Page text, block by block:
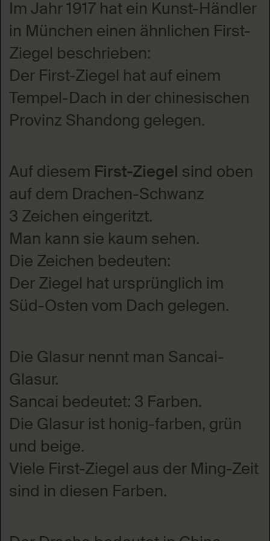
Im Jahr 1917 hat ein Kunst-Händler
in München einen ähnlichen First-
Ziegel beschrieben:
Der First-Ziegel hat auf einem
Tempel-Dach in der chinesischen
Provinz Shandong gelegen.
Auf diesem First-Ziegel sind oben
auf dem Drachen-Schwanz
3 Zeichen eingeritzt.
Man kann sie kaum sehen.
Die Zeichen bedeuten:
Der Ziegel hat ursprünglich im
Süd-Osten vom Dach gelegen.
Die Glasur nennt man Sancai-
Glasur.
Sancai bedeutet: 3 Farben.
Die Glasur ist honig-farben, grün
und beige.
Viele First-Ziegel aus der Ming-Zeit
sind in diesen Farben.